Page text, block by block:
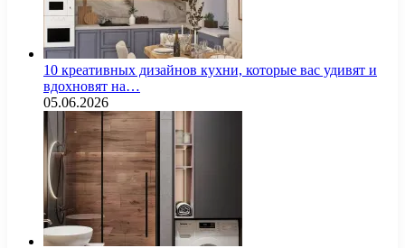
10 креативных дизайнов кухни, которые вас удивят и
вдохновят на…
05.06.2026